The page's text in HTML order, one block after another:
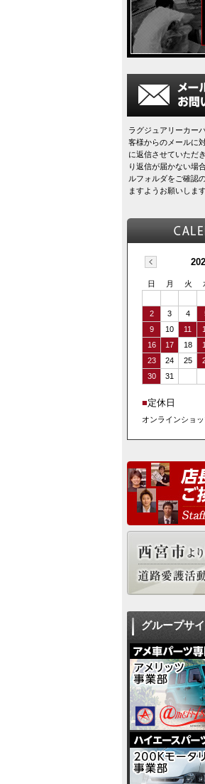
ラグジュアリーカー
客様からのメールに
に返信させていただ
り返信が届かない場
ルフォルダをご確認
ますようお願いします
日 月 火
2
3 4
9
10 11
16
17 18
23
24 25
30
31
■定休日
オンラインショ
グループサ